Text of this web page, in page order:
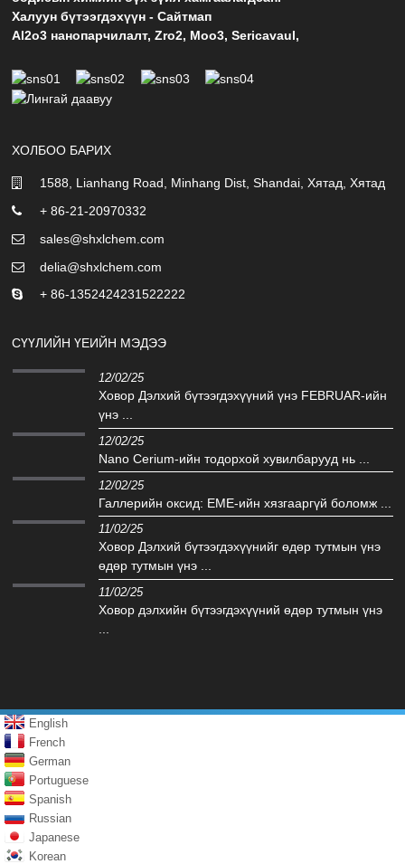
Халуун бүтээгдэхүүн -Сайтмап
Al2o3 нанопарчилалт,Zro2, Moo3,Sericavaul,
ХОЛБОО БАРИХ
1588, Lianhang Road, Minhang Dist, Shandai, Хятад, Хятад
+ 86-21-20970332
sales@shxlchem.com
delia@shxlchem.com
+ 86-1352424231522222
СҮҮЛИЙН ҮЕИЙН МЭДЭЭ
12/02/25
Ховор Дэлхий бүтээгдэхүүний үнэ FEBRUAR-ийн
үнэ ...
12/02/25
Nano Cerium-ийн тодорхой хувилбарууд нь ...
12/02/25
Галлерийн оксид: EME-ийн хязгааргүй боломж ...
11/02/25
Ховор Дэлхий бүтээгдэхүүнийг өдөр тутмын үнэ
өдөр тутмын үнэ ...
11/02/25
Ховор дэлхийн бүтээгдэхүүний өдөр тутмын үнэ
English
French
German
Portuguese
Spanish
Russian
Japanese
Korean